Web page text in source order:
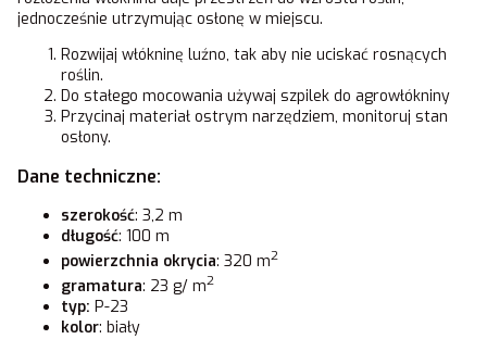
jednocześnie utrzymując osłonę w miejscu.
Rozwijaj włókninę luźno, tak aby nie uciskać rosnących
roślin.
Do stałego mocowania używaj szpilek do agrowłókniny
Przycinaj materiał ostrym narzędziem, monitoruj stan
osłony.
Dane techniczne:
szerokość: 3,2 m
długość: 100 m
powierzchnia okrycia: 320 m2
gramatura: 23 g/ m2
typ: P-23
kolor: biały